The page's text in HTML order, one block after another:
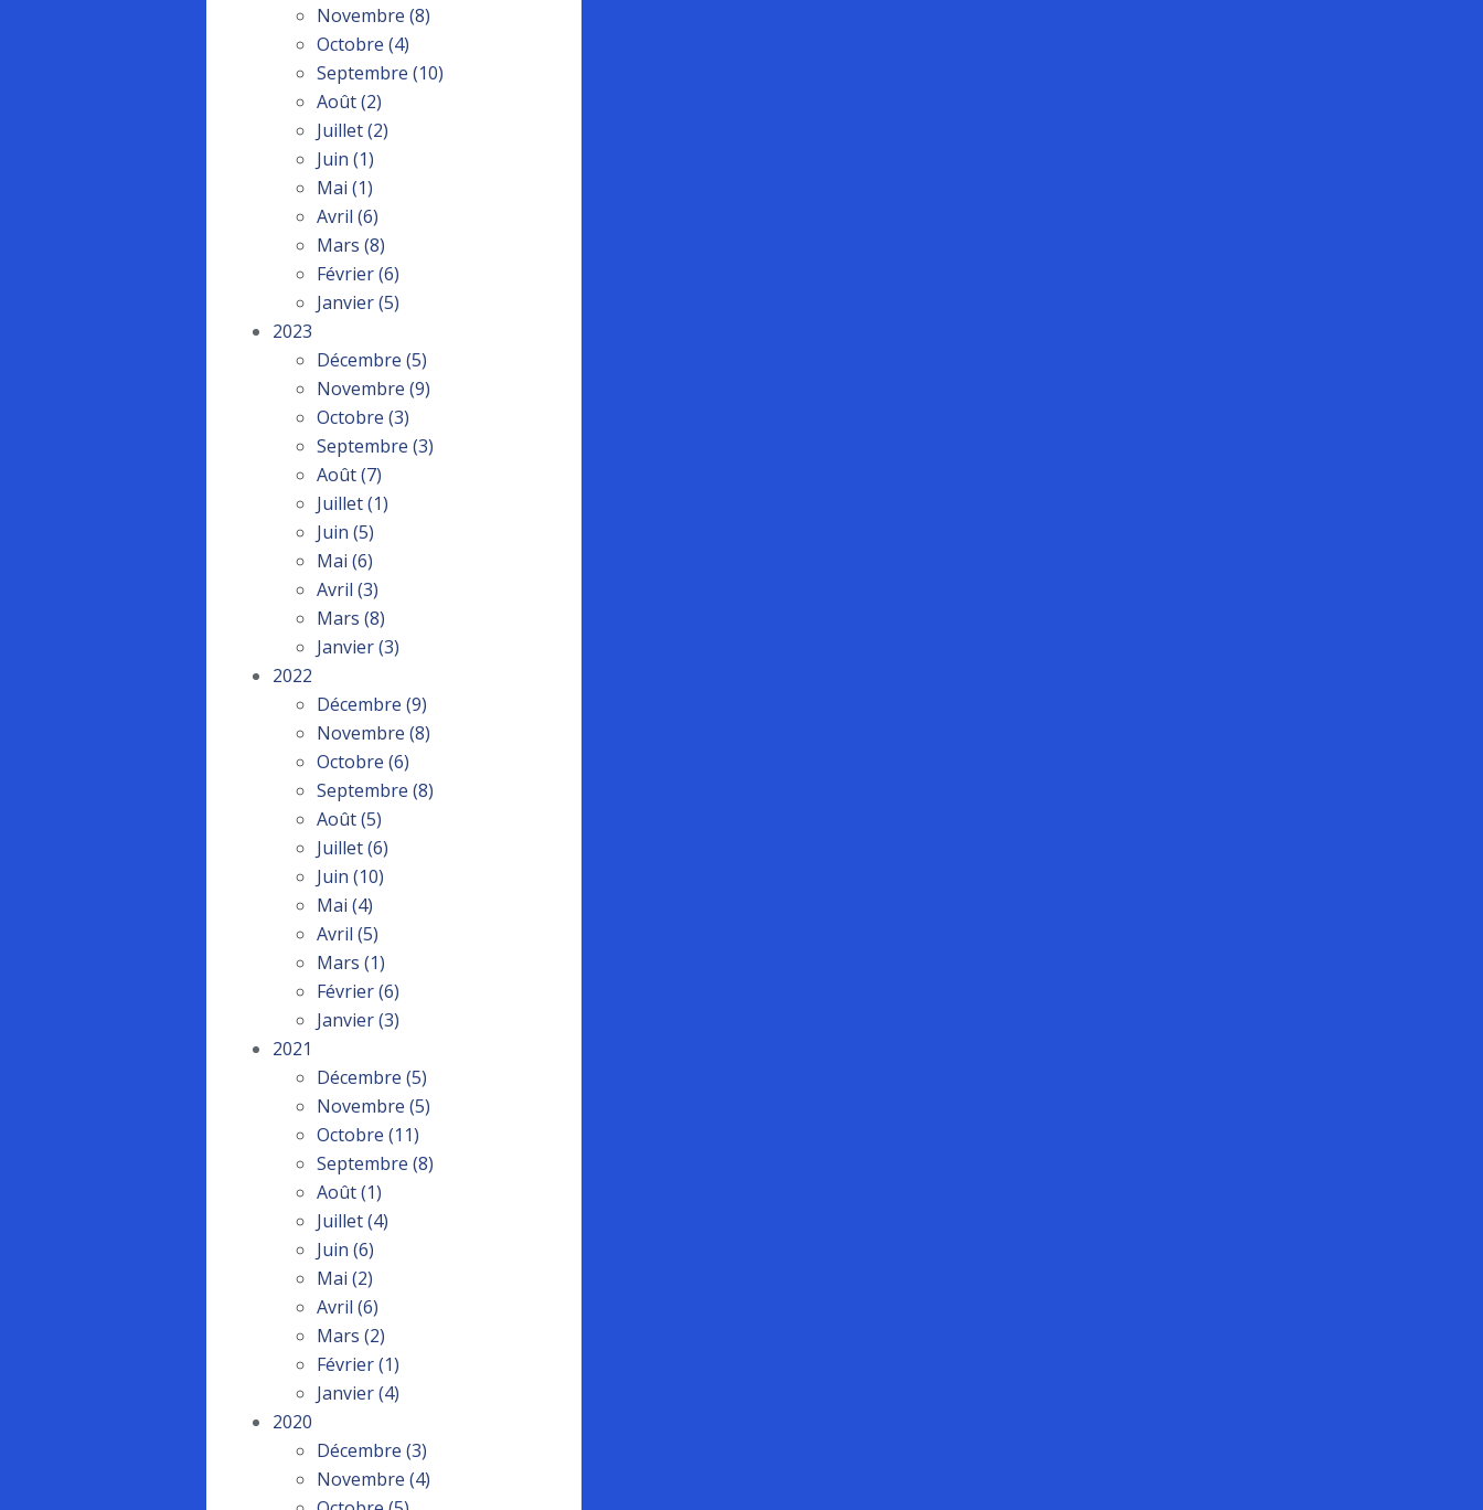
Novembre (8)
Octobre (4)
Septembre (10)
Août(2)
Juillet(2)
Juin (1)
Mai (1)
Avril (6)
Mars (8)
Février(6)
Janvier(5)
2023
Décembre (5)
Novembre (9)
Octobre (3)
Septembre (3)
Août(7)
Juillet(1)
Juin (5)
Mai (6)
Avril (3)
Mars (8)
Janvier(3)
2022
Décembre (9)
Novembre (8)
Octobre (6)
Septembre (8)
Août(5)
Juillet(6)
Juin (10)
Mai (4)
Avril (5)
Mars (1)
Février(6)
Janvier(3)
2021
Décembre (5)
Novembre (5)
Octobre (11)
Septembre (8)
Août(1)
Juillet(4)
Juin (6)
Mai (2)
Avril (6)
Mars (2)
Février(1)
Janvier(4)
2020
Décembre (3)
Novembre (4)